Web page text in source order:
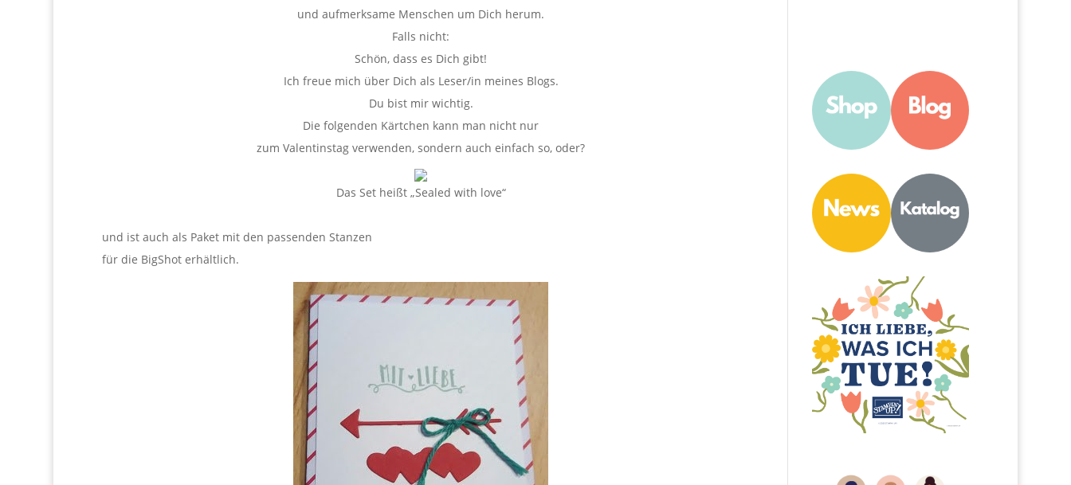
und aufmerksame Menschen um Dich herum.
Falls nicht:
Schön, dass es Dich gibt!
Ich freue mich über Dich als Leser/in meines Blogs.
Du bist mir wichtig.
Die folgenden Kärtchen kann man nicht nur
zum Valentinstag verwenden, sondern auch einfach so, oder?
Das Set heißt „Sealed with love“
und ist auch als Paket mit den passenden Stanzen
für die BigShot erhältlich.